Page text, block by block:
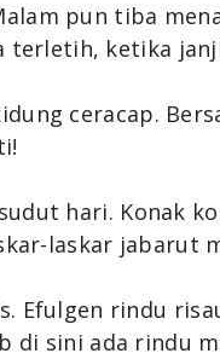
pun tiba
ketika
ceracap.
hari. Konak
laskar jabarut
Efulgen rindu
di sini ada rindu